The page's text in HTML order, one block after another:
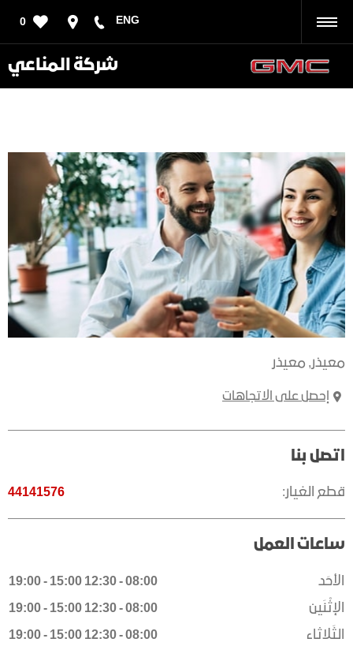
ENG
0
شركة المناعي
معيذر, معيذر
إحصل على الاتجاهات
اتصل بنا
قطع الغيار: 44141576
ساعات العمل
الأحَد 08:00
-
12:30
15:00
-
19:00
الإثْنَين
08:00
-
12:30
15:00
-
19:00
الثَلاثاء
08:00
-
12:30
15:00
-
19:00